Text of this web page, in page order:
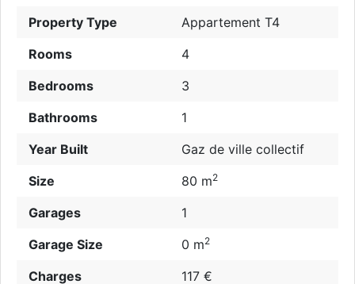
Property Type
Appartement T4
Rooms
4
Bedrooms
3
Bathrooms
1
Year Built
Gaz de ville collectif
Size
80 m2
Garages
1
Garage Size
0 m2
Charges
117 €